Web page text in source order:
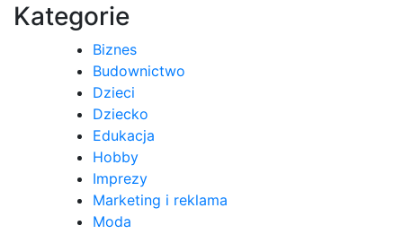
Kategorie
Biznes
Budownictwo
Dzieci
Dziecko
Edukacja
Hobby
Imprezy
Marketing i reklama
Moda